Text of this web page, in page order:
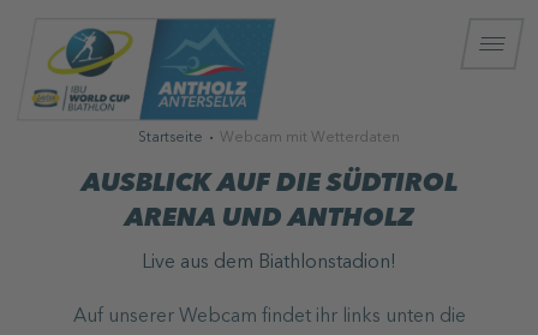
Startseite Webcam mit Wetterdaten
AUSBLICK AUF DIE SÜDTIROL
ARENA UND ANTHOLZ
Live aus dem Biathlonstadion!
Auf unserer Webcam findet ihr links unten die